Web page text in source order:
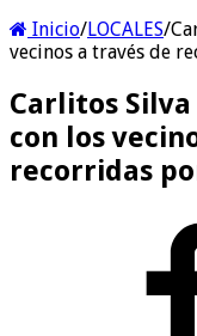
Inicio/LOCALES/
vecinos a través de
Carlitos
con los
recorridas